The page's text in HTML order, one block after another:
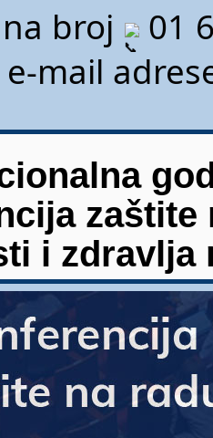
broj
01
mail
zaštite
i zdravlja